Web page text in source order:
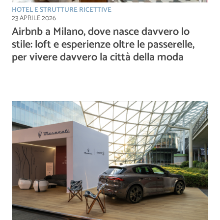
HOTEL E STRUTTURE RICETTIVE
23 APRILE 2026
Airbnb a Milano, dove nasce davvero lo
stile: loft e esperienze oltre le passerelle,
per vivere davvero la città della moda